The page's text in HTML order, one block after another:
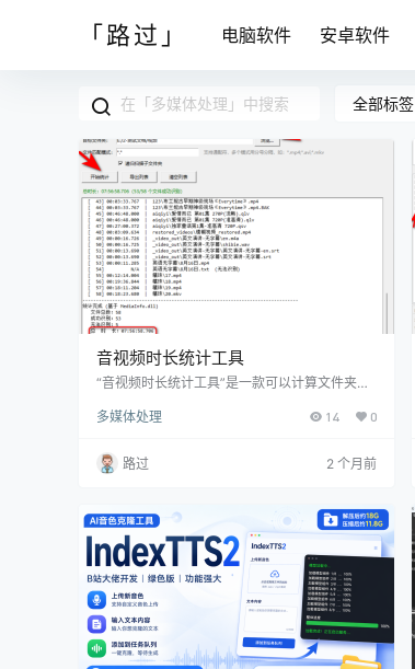
「路过」 电脑软件 安卓软件
全部标签
音视频时长统计工具
“音视频时长统计工具”是一款可以计算文件夹下
爱的@xiaofeiTM233 用百度AI的DeepSeek-V4
Win，支持32位系统，也支持64位系统。依赖M
ediaInfo.dll才可使用。 其中，Win7sp1系统需要
多媒体处理 14 0
路过 2 个月前